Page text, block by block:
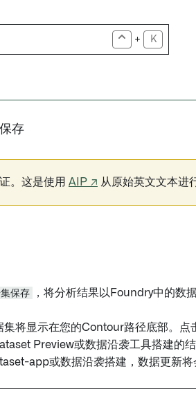
+ K
存
。这是使用 AIP ↗ 从原始英文文本进
保存 ，将分析结果以Foundry中的数
将显示在您的Contour路径底部。点
Preview或数据沿袭工具搭建的
app或数据沿袭搭建，数据更新将